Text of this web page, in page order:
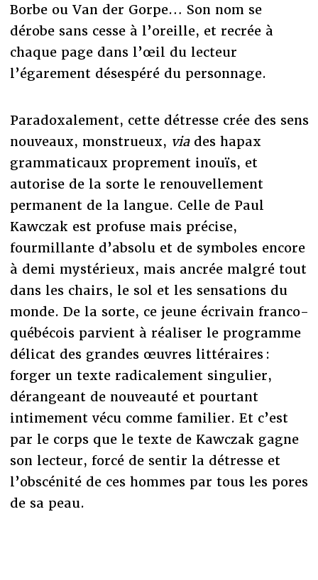
Borbe ou Van der Gorpe… Son nom se
dérobe sans cesse à l’oreille, et recrée à
chaque page dans l’œil du lecteur
l’égarement désespéré du personnage.
Paradoxalement, cette détresse crée des sens
nouveaux, monstrueux, via des hapax
grammaticaux proprement inouïs, et
autorise de la sorte le renouvellement
permanent de la langue. Celle de Paul
Kawczak est profuse mais précise,
fourmillante d’absolu et de symboles encore
à demi mystérieux, mais ancrée malgré tout
dans les chairs, le sol et les sensations du
monde. De la sorte, ce jeune écrivain franco-
québécois parvient à réaliser le programme
délicat des grandes œuvres littéraires :
forger un texte radicalement singulier,
dérangeant de nouveauté et pourtant
intimement vécu comme familier. Et c’est
par le corps que le texte de Kawczak gagne
son lecteur, forcé de sentir la détresse et
l’obscénité de ces hommes par tous les pores
de sa peau.